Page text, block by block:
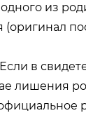
из
(оригинал
в
лишения